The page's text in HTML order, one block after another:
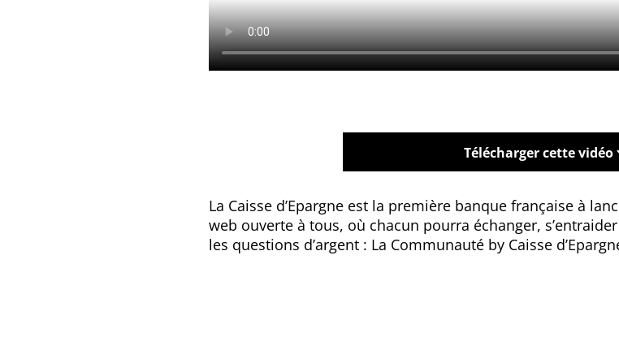
Télécharger cette vidéo
La Caisse d’Epargne est la première banque française à
web ouverte à tous, où chacun pourra échanger,
les questions d’argent : La Communauté by Caisse